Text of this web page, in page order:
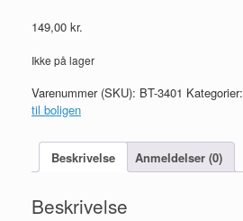
149,00 kr.
Ikke på lager
Varenummer (SKU): BT-3401 Kategorier:
til boligen
Beskrivelse Anmeldelser (0)
Beskrivelse